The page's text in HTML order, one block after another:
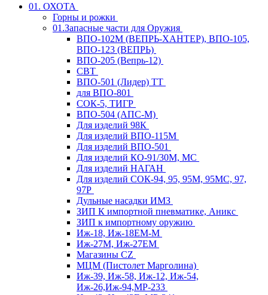
01. ОХОТА
Горны и рожки
01.Запасные части для Оружия
ВПО-102М (ВЕПРЬ-ХАНТЕР), ВПО-105,
ВПО-123 (ВЕПРЬ)
ВПО-205 (Вепрь-12)
СВТ
ВПО-501 (Лидер) ТТ
для ВПО-801
СОК-5, ТИГР
ВПО-504 (АПС-М)
Для изделий 98К
Для изделий ВПО-115М
Для изделий ВПО-501
Для изделий КО-91/30М, МС
Для изделий НАГАН
Для изделий СОК-94, 95, 95М, 95МС, 97,
97Р
Дульные насадки ИМЗ
ЗИП К импортной пневматике, Аникс
ЗИП к импортному оружию
Иж-18, Иж-18ЕМ-М
Иж-27М, Иж-27ЕМ
Магазины CZ
МЦМ (Пистолет Марголина)
Иж-39, Иж-58, Иж-12, Иж-54,
Иж-26,Иж-94,МР-233